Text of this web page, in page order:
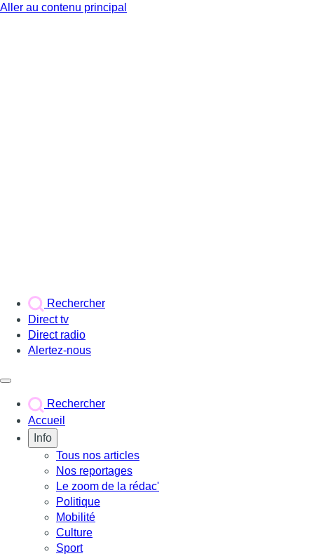
Aller au contenu principal
Rechercher
Direct tv
Direct radio
Alertez-nous
Rechercher
Accueil
Info
Tous nos articles
Nos reportages
Le zoom de la rédac'
Politique
Mobilité
Culture
Sport